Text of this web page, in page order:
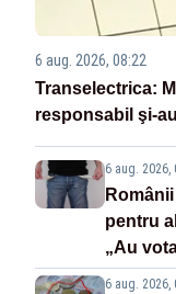
6 aug. 2026, 08:22
Transelectrica:
responsabil şi-
6 aug. 2026,
pentru
„Au
6 aug. 2026,